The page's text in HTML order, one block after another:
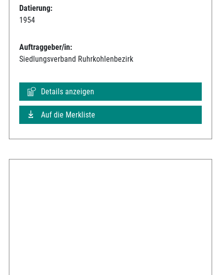
Datierung:
1954
Auftraggeber/in:
Siedlungsverband Ruhrkohlenbezirk
Details anzeigen
Auf die Merkliste